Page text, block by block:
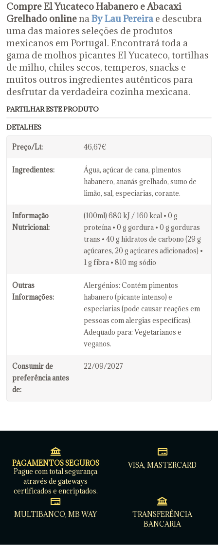
Compre El Yucateco Habanero e Abacaxi
Grelhado onlinenaBy Lau Pereira e descubra
uma das maiores seleções de produtos
mexicanos em Portugal. Encontrará toda a
gama de molhos picantes El Yucateco, tortilhas
de milho, chiles secos, temperos, snacks e
muitos outros ingredientes autênticos para
desfrutar da verdadeira cozinha mexicana.
PARTILHAR ESTE PRODUTO
DETALHES
Preço/Lt: 46,67€
Ingredientes:
Água, açúcar de cana, pimentos
habanero, ananás grelhado, sumo de
limão, sal, especiarias, corante.
Informação
Nutricional:
(100ml) 680 kJ / 160 kcal • 0 g
proteína • 0 g gordura • 0 g gorduras
trans • 40 g hidratos de carbono (29 g
açúcares, 20 g açúcares adicionados) •
1 g fibra • 810 mg sódio
Outras
Informações:
Alergénios: Contém pimentos
habanero (picante intenso) e
especiarias (pode causar reações em
pessoas com alergias específicas).
Adequado para: Vegetarianos e
veganos.
Consumir de
preferência antes
de:
22/09/2027
PAGAMENTOS SEGUROS
Pague com total segurança
através de gateways
certificados e encriptados.
VISA, MASTERCARD
MULTIBANCO, MB WAY
TRANSFERÊNCIA
BANCARIA